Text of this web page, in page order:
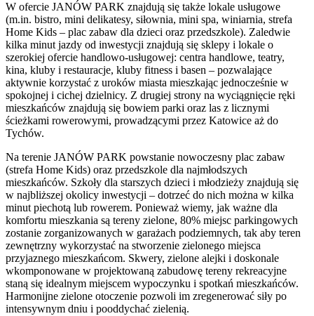
W ofercie JANÓW PARK znajdują się także lokale usługowe
(m.in. bistro, mini delikatesy, siłownia, mini spa, winiarnia, strefa
Home Kids – plac zabaw dla dzieci oraz przedszkole). Zaledwie
kilka minut jazdy od inwestycji znajdują się sklepy i lokale o
szerokiej ofercie handlowo-usługowej: centra handlowe, teatry,
kina, kluby i restauracje, kluby fitness i basen – pozwalające
aktywnie korzystać z uroków miasta mieszkając jednocześnie w
spokojnej i cichej dzielnicy. Z drugiej strony na wyciągnięcie ręki
mieszkańców znajdują się bowiem parki oraz las z licznymi
ścieżkami rowerowymi, prowadzącymi przez Katowice aż do
Tychów.
Na terenie JANÓW PARK powstanie nowoczesny plac zabaw
(strefa Home Kids) oraz przedszkole dla najmłodszych
mieszkańców. Szkoły dla starszych dzieci i młodzieży znajdują się
w najbliższej okolicy inwestycji – dotrzeć do nich można w kilka
minut piechotą lub rowerem. Ponieważ wiemy, jak ważne dla
komfortu mieszkania są tereny zielone, 80% miejsc parkingowych
zostanie zorganizowanych w garażach podziemnych, tak aby teren
zewnętrzny wykorzystać na stworzenie zielonego miejsca
przyjaznego mieszkańcom. Skwery, zielone alejki i doskonale
wkomponowane w projektowaną zabudowę tereny rekreacyjne
staną się idealnym miejscem wypoczynku i spotkań mieszkańców.
Harmonijne zielone otoczenie pozwoli im zregenerować siły po
intensywnym dniu i pooddychać zielenią.